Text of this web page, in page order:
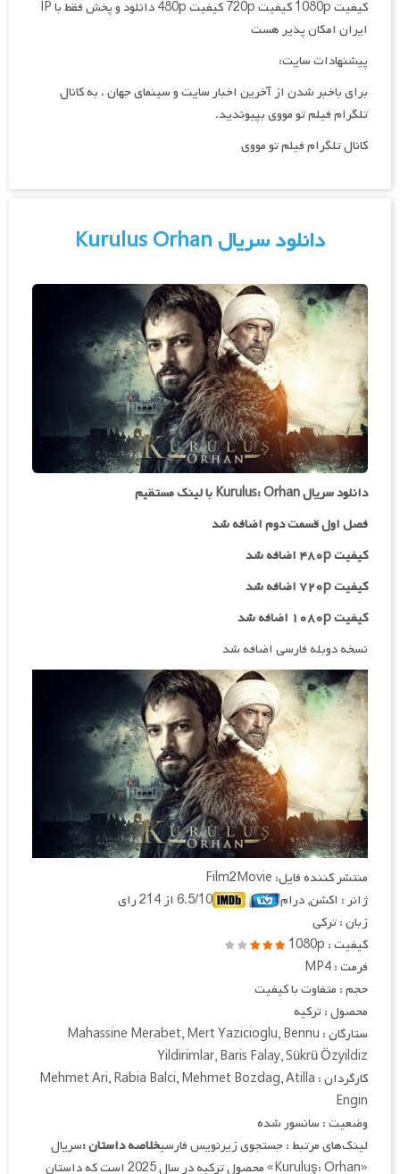
کیفیت 1080p کیفیت 720p کیفیت 480p دانلود و پخش فقط با IP
ایران امکان پذیر هست
پیشنهادات سایت:
برای باخبر شدن از آخرین اخبار سایت و سینمای جهان ، به کانال
تلگرام فیلم تو مووی بپیوندید.
کانال تلگرام فیلم تو مووی
دانلود سریال Kurulus Orhan
دانلود سریال Kurulus: Orhan با لینک مستقیم
فصل اول قسمت دوم اضافه شد
کیفیت ۴۸۰p اضافه شد
کیفیت ۷۲۰p
اضافه شد
کیفیت ۱۰۸۰p اضافه شد
نسخه دوبله فارسی اضافه شد
منتشر کننده فایل: Film2Movie
ژانر : اکشن, درام
6.5/10 از 214 رای
زبان : ترکی
کیفیت : 1080p
فرمت : MP4
حجم : متفاوت با کیفیت
محصول : ترکیه
ستارگان : Mahassine Merabet, Mert Yazicioglu, Bennu
Yildirimlar, Baris Falay, Sükrü Özyildiz
کارگردان : Mehmet Ari, Rabia Balci, Mehmet Bozdag, Atilla
Engin
وضعیت : سانسور شده
لینک‌های مرتبط : جستجوی زیرنویس فارسیخلاصه داستان :سریال
«Kuruluş: Orhan» محصول ترکیه در سال 2025 است که داستان